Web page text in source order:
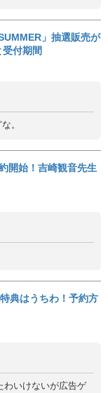
」抽選販売が
付期間
。
開始！吉崎観音先生
典はうちわ！予約方
わいけないが広告ゲ